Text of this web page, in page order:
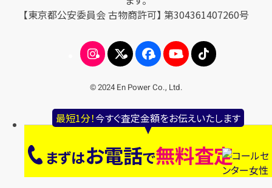
最短1分！今すぐ査定金額をお伝えいたします
まずはお電話で無料査定
【東京都公安委員会 古物商許可】 第304361407260号
© 2024 En Power Co., Ltd.